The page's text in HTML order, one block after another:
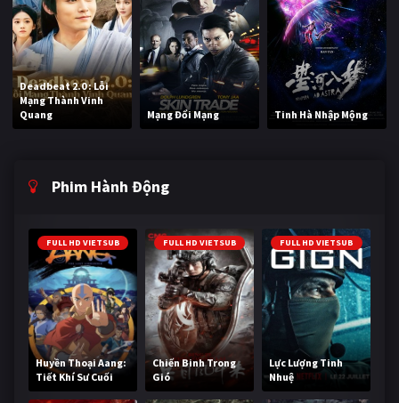
Deadbeat 2.0 : Lỗi
Mạng Thành Vinh
Quang
Mạng Đổi Mạng Tinh Hà Nhập Mộng
Phim Hành Động
FULL HD VIETSUB
Huyền Thoại Aang:
Tiết Khí Sư Cuối
Cùng
FULL HD VIETSUB
Chiến Binh Trong
Gió
FULL HD VIETSUB
Lực Lượng Tinh
Nhuệ